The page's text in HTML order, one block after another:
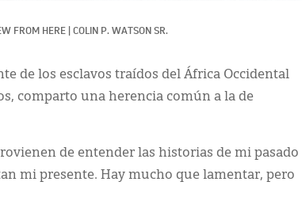
FROM HERE COLIN P. WATSON SR.
de los esclavos traídos del África Occidental
comparto una herencia común a la de
de entender las historias de mi pasado
mi presente. Hay mucho que lamentar, pero